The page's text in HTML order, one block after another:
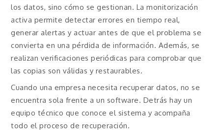
los datos, sino cómo se gestionan. La monitorización
activa permite detectar errores en tiempo real,
generar alertas y actuar antes de que el problema se
convierta en una pérdida de información. Además, se
realizan verificaciones periódicas para comprobar que
las copias son válidas y restaurables.
Cuando una empresa necesita recuperar datos, no se
encuentra sola frente a un software. Detrás hay un
equipo técnico que conoce el sistema y acompaña
todo el proceso de recuperación.